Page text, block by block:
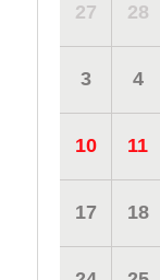
27 28
3 4
10 11
17 18